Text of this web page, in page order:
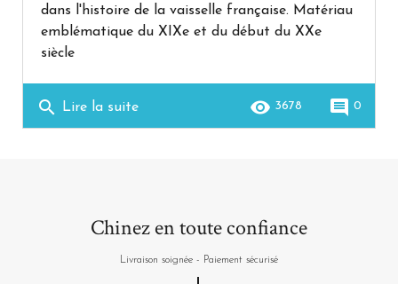
dans l'histoire de la vaisselle française. Matériau
emblématique du XIXe et du début du XXe
siècle
search Lire la suite comment 0
remove_red_eye 3678
Chinez en toute confiance
Livraison soignée - Paiement sécurisé